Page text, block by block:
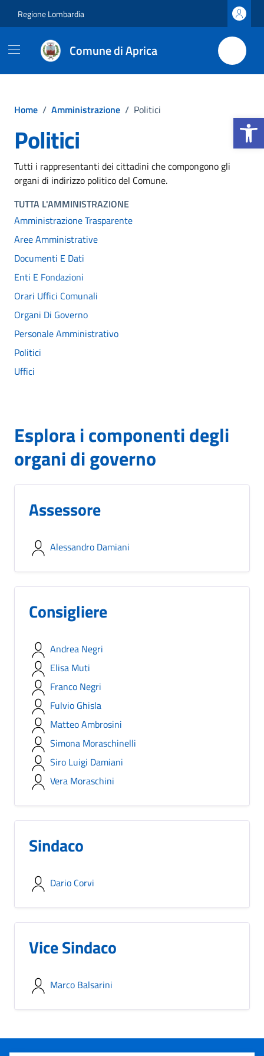
Apri la
Regione Lombardia
Comune di Aprica
Home / Amministrazione / Politici
Politici
Tutti i rappresentanti dei cittadini che compongono gli
organi di indirizzo politico del Comune.
TUTTA L'AMMINISTRAZIONE
Amministrazione Trasparente
Aree Amministrative
Documenti E Dati
Enti E Fondazioni
Orari Uffici Comunali
Organi Di Governo
Personale Amministrativo
Politici
Uffici
Esplora i componenti degli
organi di governo
Assessore
Alessandro Damiani
Consigliere
Andrea Negri
Elisa Muti
Franco Negri
Fulvio Ghisla
Matteo Ambrosini
Simona Moraschinelli
Siro Luigi Damiani
Vera Moraschini
Sindaco
Dario Corvi
Vice Sindaco
Marco Balsarini